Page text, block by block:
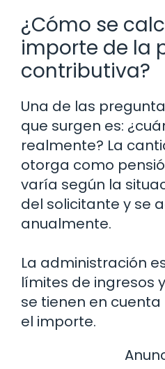
¿Cómo se
importe de la
contributiva?
Una de las
que surgen es:
realmente? La
otorga como
varía según la
del solicitante y se
anualmente.
La administración
límites de ingresos
se tienen en
el importe.